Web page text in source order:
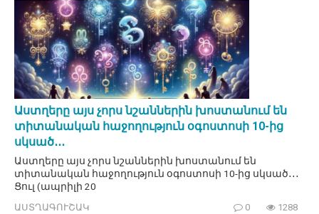
Աստղերը այս չորս նշաններին խոստանում են
տիտանական հաջողություն օգոստոսի 10-ից
սկսած․․․
Աստղերը այս չորս նշաններին խոստանում են
տիտանական հաջողություն օգոստոսի 10-ից սկսած․․․
Ցուլ (ապրիլի 20
ԱՍՏՂԱԳՈՒՇԱԿ 0 1288